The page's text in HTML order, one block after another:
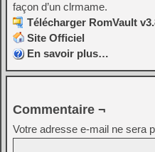
façon d’un clrmame.
Télécharger RomVault
Site Officiel
En savoir plus…
Commentaire ¬
Votre adresse e-mail ne sera